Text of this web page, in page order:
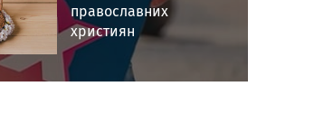
відкриється в новій вкладці
православних
християн
Посилання відкриється в новій вкладці